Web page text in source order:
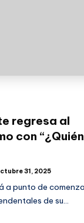
regresa al
con
31, 2025
a punto de
de su…